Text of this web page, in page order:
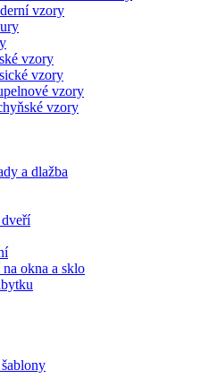
vzory
vzory
vzory
vzory
vzory
a dlažba
okna a sklo